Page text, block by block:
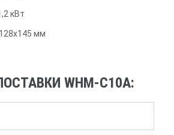
кВт
мм
WHM-C10A: